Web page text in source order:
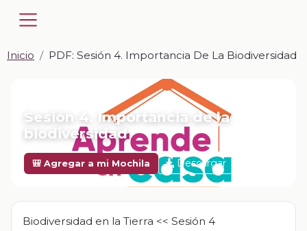
Inicio PDF: Sesión 4. Importancia De La Biodiversidad
Sesión 4. Importancia de la
biodiversidad
🎒 Agregar a mi Mochila Descargar
Biodiversidad en la Tierra << Sesión 4